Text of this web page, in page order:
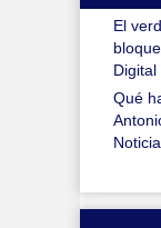
El
Digital
Qué